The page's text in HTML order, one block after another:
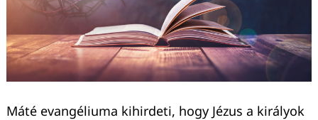
Máté evangéliuma kihirdeti, hogy Jézus a királyok